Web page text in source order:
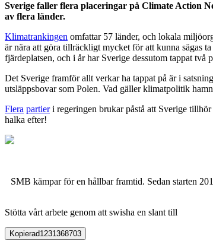
Sverige faller flera placeringar på Climate Action
av flera länder.
Klimatrankingen omfattar 57 länder, och lokala
är nära att göra tillräckligt mycket för att kunna sägas
fjärdeplatsen, och i år har Sverige dessutom tappat
Det Sverige framför allt verkar ha tappat på är i
utsläppsbovar som Polen. Vad gäller klimatpolitik
Flera partieri regeringen brukar påstå att Sverige
halka efter!
SMB kämpar för en hållbar framtid. Sedan starten
Stötta vårt arbete genom att swisha en slant till
Kopierad1231368703